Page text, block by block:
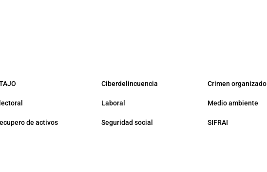
Ciberdelincuencia Crimen organizado
Laboral Medio ambiente
de activos Seguridad social SIFRAI